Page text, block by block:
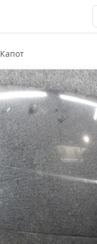
Капот